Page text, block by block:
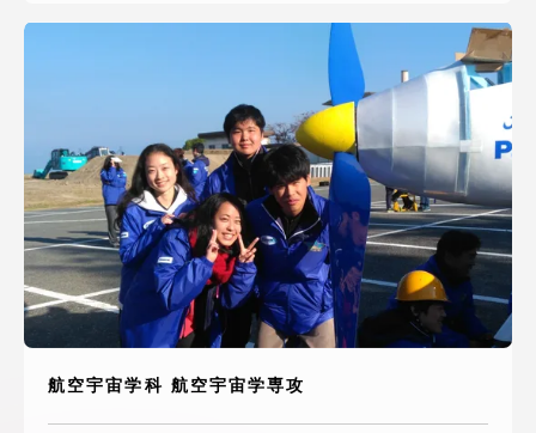
航空宇宙学科 航空宇宙学専攻